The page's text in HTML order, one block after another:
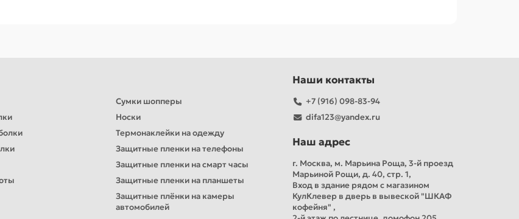
Сумки шопперы
Носки
Термонаклейки на одежду
Защитные пленки на телефоны
Защитные пленки на смарт часы
Защитные пленки на планшеты
Защитные плёнки на камеры
автомобилей
Наши контакты
+7 (916) 098-83-94
difa123@yandex.ru
Наш адрес
г. Москва, м. Марьина Роща, 3-й проезд
Марьиной Рощи, д. 40, стр. 1,
Вход в здание рядом с магазином
КулКлевер в дверь в вывеской "ШКАФ
кофейня" ,